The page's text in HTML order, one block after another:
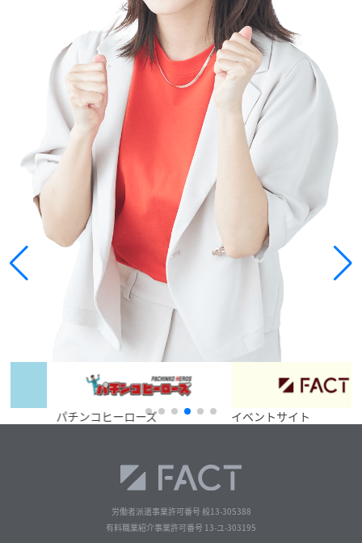
パチンコヒーローズ イベントサイト
労働者派遣事業許可番号 般13-305388
有料職業紹介事業許可番号 13-ユ-303195